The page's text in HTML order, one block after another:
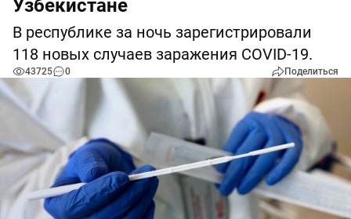
Узбекистане
В республике за ночь зарегистрировали
118 новых случаев заражения COVID-19.
43725 0 Поделиться